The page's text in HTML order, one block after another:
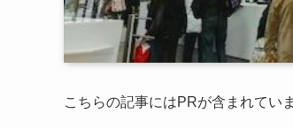
こちらの記事にはPRが含まれていま